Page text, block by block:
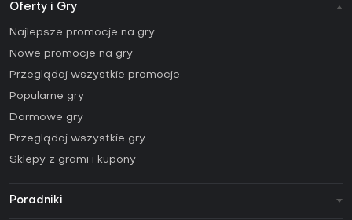
Oferty i Gry
Najlepsze promocje na gry
Nowe promocje na gry
Przeglądaj wszystkie promocje
Popularne gry
Darmowe gry
Przeglądaj wszystkie gry
Sklepy z grami i kupony
Poradniki